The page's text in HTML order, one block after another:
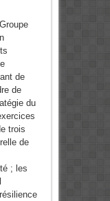
de
de
du
trois
de
; les